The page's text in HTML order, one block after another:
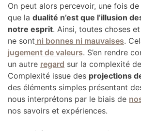
On peut alors percevoir, une fois
que la dualité n’est que l’illusion
notre esprit. Ainsi, toutes choses
ne sont ni bonnes ni mauvaises.
jugement de valeurs. S’en rendre
un autre regard sur la complexité
Complexité issue des projections
des éléments simples présentant
nous interprétons par le biais de
nos savoirs et expériences.